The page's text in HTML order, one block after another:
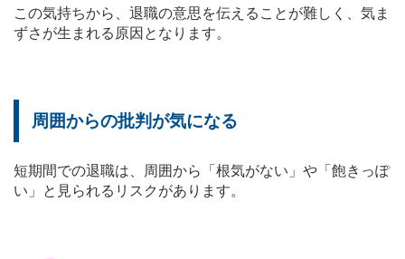
この気持ちから、退職の意思を伝えることが難しく、気ま
ずさが生まれる原因となります。
周囲からの批判が気になる
短期間での退職は、周囲から「根気がない」や「飽きっぽ
い」と見られるリスクがあります。